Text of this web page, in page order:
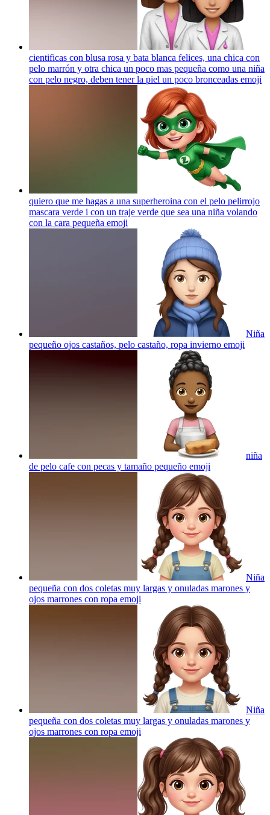
cientificas con blusa rosa y bata blanca felices, una chica con
pelo marrón y otra chica un poco mas pequeña como una niña
con pelo negro, deben tener la piel un poco bronceadas emoji
quiero que me hagas a una superheroina con el pelo pelirrojo
mascara verde i con un traje verde que sea una niña volando
con la cara pequeña emoji
Niña
pequeño ojos castaños, pelo castaño, ropa invierno emoji
niña
de pelo cafe con pecas y tamaño pequeño emoji
Niña
pequeña con dos coletas muy largas y onuladas marones y
ojos marrones con ropa emoji
Niña
pequeña con dos coletas muy largas y onuladas marones y
ojos marrones con ropa emoji